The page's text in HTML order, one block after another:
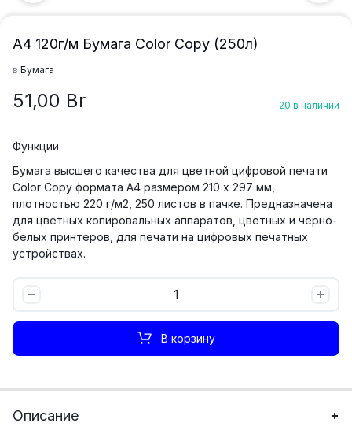
А4 120г/м Бумага Color Copy (250л)
в Бумага
51,00 Br 20 в наличии
Функции
Бумага высшего качества для цветной цифровой печати
Color Copy формата A4 размером 210 х 297 мм,
плотностью 220 г/м2, 250 листов в пачке. Предназначена
для цветных копировальных аппаратов, цветных и черно-
белых принтеров, для печати на цифровых печатных
устройствах.
Copy
количество
В корзину
Описание